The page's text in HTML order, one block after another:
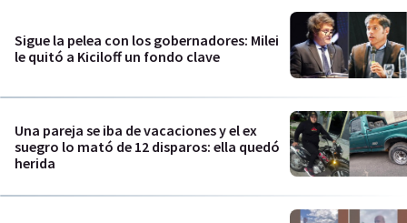
Sigue la pelea con los gobernadores: Milei
le quitó a Kiciloff un fondo clave
Una pareja se iba de vacaciones y el ex
suegro lo mató de 12 disparos: ella quedó
herida